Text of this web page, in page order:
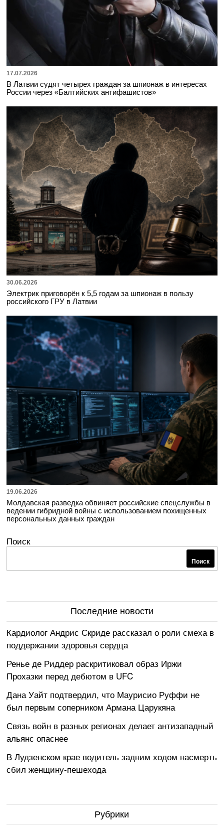
17.07.2026
В Латвии судят четырех граждан за шпионаж в интересах
России через «Балтийских антифашистов»
30.06.2026
Электрик приговорён к 5,5 годам за шпионаж в пользу
российского ГРУ в Латвии
19.06.2026
Молдавская разведка обвиняет российские спецслужбы в
ведении гибридной войны с использованием похищенных
персональных данных граждан
Поиск
Поиск
Последние новости
Кардиолог Андрис Скриде рассказал о роли смеха в
поддержании здоровья сердца
Ренье де Риддер раскритиковал образ Иржи
Прохазки перед дебютом в UFC
Дана Уайт подтвердил, что Маурисио Руффи не
был первым соперником Армана Царукяна
Связь войн в разных регионах делает антизападный
альянс опаснее
В Лудзенском крае водитель задним ходом насмерть
сбил женщину-пешехода
Рубрики